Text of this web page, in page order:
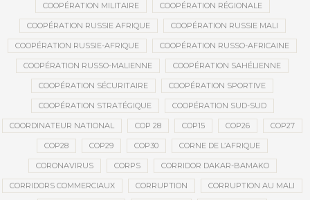
COOPÉRATION MILITAIRE COOPÉRATION RÉGIONALE
COOPÉRATION RUSSIE AFRIQUE COOPÉRATION RUSSIE MALI
COOPÉRATION RUSSIE-AFRIQUE COOPÉRATION RUSSO-AFRICAINE
COOPÉRATION RUSSO-MALIENNE COOPÉRATION SAHÉLIENNE
COOPÉRATION SÉCURITAIRE COOPÉRATION SPORTIVE
COOPÉRATION STRATÉGIQUE COOPÉRATION SUD-SUD
COORDINATEUR NATIONAL COP 28 COP15 COP26 COP27
COP28 COP29 COP30 CORNE DE L’AFRIQUE
CORONAVIRUS CORPS CORRIDOR DAKAR-BAMAKO
CORRIDORS COMMERCIAUX CORRUPTION CORRUPTION AU MALI